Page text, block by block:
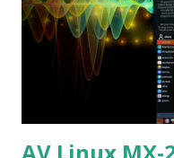
navegador atualizada -
Chromium foi
que o Kali precisa; Kali
todos os pacotes em um